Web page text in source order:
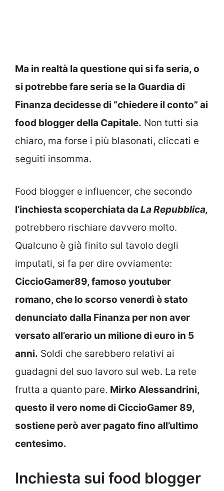
Ma in realtà la questione qui si fa seria, o
si potrebbe fare seria se la Guardia di
Finanza decidesse di “chiedere il conto” ai
food blogger della Capitale. Non tutti sia
chiaro, ma forse i più blasonati, cliccati e
seguiti insomma.
Food blogger e influencer, che secondo
l’inchiesta scoperchiata da La Repubblica,
potrebbero rischiare davvero molto.
Qualcuno è già finito sul tavolo degli
imputati, si fa per dire ovviamente:
CiccioGamer89, famoso youtuber
romano, che lo scorso venerdì è stato
denunciato dalla Finanza per non aver
versato all’erario un milione di euro in 5
anni. Soldi che sarebbero relativi ai
guadagni del suo lavoro sul web. La rete
frutta a quanto pare. Mirko Alessandrini,
questo il vero nome di CiccioGamer 89,
sostiene però aver pagato fino all’ultimo
centesimo.
Inchiesta sui food blogger